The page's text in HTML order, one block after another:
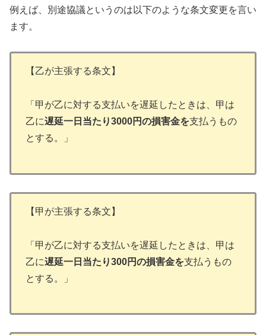
例えば、別途協議というのは以下のような条文変更を言い
ます。
【乙が主張する条文】
「甲が乙に対する支払いを遅延したときは、甲は
乙に遅延一日当たり3000円の損害金を支払うもの
とする。」
【甲が主張する条文】
「甲が乙に対する支払いを遅延したときは、甲は
乙に遅延一日当たり300円の損害金を支払うもの
とする。」